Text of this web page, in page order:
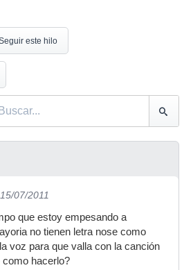
este hilo
07/2011
que estoy empesando a
no tienen letra nose como
voz para que valla con la canción
como hacerlo?